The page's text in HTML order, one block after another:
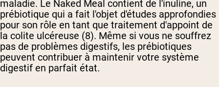
maladie. Le Naked Meal contient de l'inuline, un
prébiotique qui a fait l'objet d'études approfondies
pour son rôle en tant que traitement d'appoint de
la colite ulcéreuse (8). Même si vous ne souffrez
pas de problèmes digestifs, les prébiotiques
peuvent contribuer à maintenir votre système
digestif en parfait état.